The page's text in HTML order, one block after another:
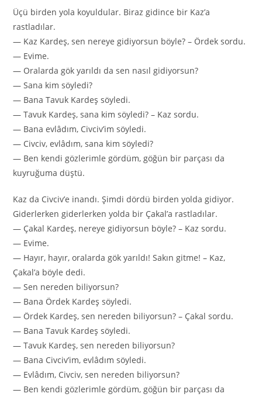
Üçü birden yola koyuldular. Biraz gidince bir Kaz’a
rastladılar.
— Kaz Kardeş, sen nereye gidiyorsun böyle? – Ördek sordu.
— Evime.
— Oralarda gök yarıldı da sen nasıl gidiyorsun?
— Sana kim söyledi?
— Bana Tavuk Kardeş söyledi.
— Tavuk Kardeş, sana kim söyledi? – Kaz sordu.
— Bana evlâdım, Civciv’im söyledi.
— Civciv, evlâdım, sana kim söyledi?
— Ben kendi gözlerimle gördüm, göğün bir parçası da
kuyruğuma düştü.
Kaz da Civciv’e inandı. Şimdi dördü birden yolda gidiyor.
Giderlerken giderlerken yolda bir Çakal’a rastladılar.
— Çakal Kardeş, nereye gidiyorsun böyle? – Kaz sordu.
— Evime.
— Hayır, hayır, oralarda gök yarıldı! Sakın gitme! – Kaz,
Çakal’a böyle dedi.
— Sen nereden biliyorsun?
— Bana Ördek Kardeş söyledi.
— Ördek Kardeş, sen nereden biliyorsun? – Çakal sordu.
— Bana Tavuk Kardeş söyledi.
— Tavuk Kardeş, sen nereden biliyorsun?
— Bana Civciv’im, evlâdım söyledi.
— Evlâdım, Civciv, sen nereden biliyorsun?
— Ben kendi gözlerimle gördüm, göğün bir parçası da